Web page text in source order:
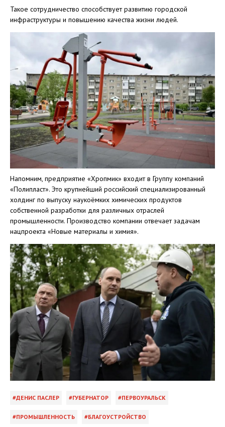
Такое сотрудничество способствует развитию городской
инфраструктуры и повышению качества жизни людей.
Напомним, предприятие «Хропмик» входит в Группу компаний
«Полипласт». Это крупнейший российский специализированный
холдинг по выпуску наукоёмких химических продуктов
собственной разработки для различных отраслей
промышленности. Производство компании отвечает задачам
нацпроекта «Новые материалы и химия».
ДЕНИС ПАСЛЕР ГУБЕРНАТОР ПЕРВОУРАЛЬСК
ПРОМЫШЛЕННОСТЬ БЛАГОУСТРОЙСТВО